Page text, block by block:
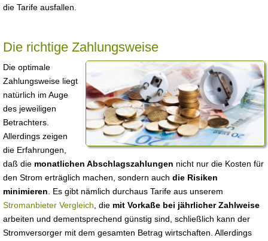
die Tarife ausfallen.
Die richtige Zahlungsweise
Die optimale
Zahlungsweise liegt
natürlich im Auge
des jeweiligen
Betrachters.
Allerdings zeigen
die Erfahrungen,
daß die monatlichen Abschlagszahlungen nicht nur die Kosten für
den Strom erträglich machen, sondern auch die Risiken
minimieren . Es gibt nämlich durchaus Tarife aus unserem
Stromanbieter Vergleich , die mit Vorkaße bei jährlicher Zahlweise
arbeiten und dementsprechend günstig sind, schließlich kann der
Stromversorger mit dem gesamten Betrag wirtschaften. Allerdings